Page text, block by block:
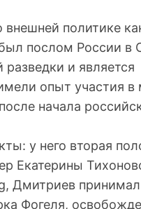
внешней политике
послом России в
и является
опыт участия в
начала
у него вторая
Екатерины
Дмитриев принимал
Фогеля,